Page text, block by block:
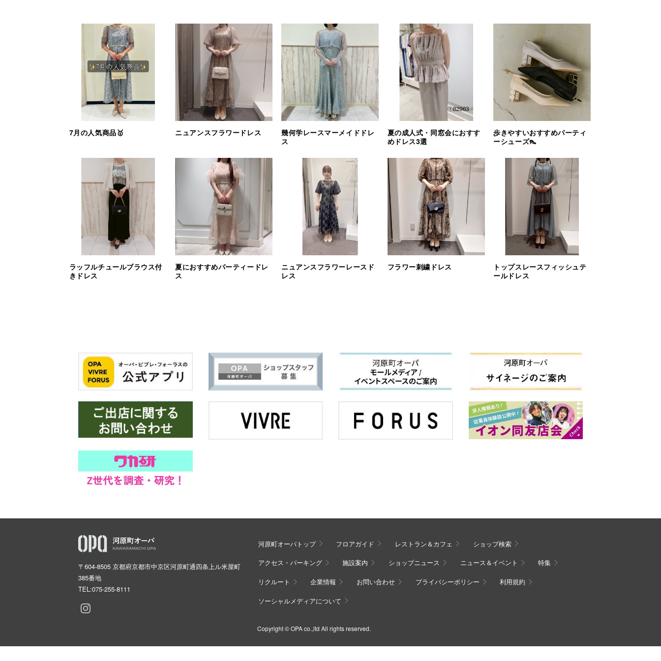
7月の人気商品🥇 ニュアンスフラワードレス
幾何学レースマーメイドドレ
ス
夏の成人式・同窓会におすす
めドレス3選
歩きやすいおすすめパーティ
ーシューズ👠
ラッフルチュールブラウス付
きドレス
夏におすすめパーティードレ
ス
ニュアンスフラワーレースド
レス
フラワー刺繍ドレス
トップスレースフィッシュテ
ールドレス
〒604-8505 京都府京都市中京区河原町通四条上ル米屋町
385番地
TEL:075-255-8111
河原町オーパトップ フロアガイド レストラン＆カフェ ショップ検索
アクセス・パーキング 施設案内 ショップニュース ニュース＆イベント 特集
リクルート 企業情報 お問い合わせ プライバシーポリシー 利用規約
ソーシャルメディアについて
Copyright © OPA co.,ltd All rights reserved.